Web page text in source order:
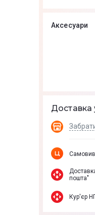
Аксесуари
Доставка
пошта"
Кур'єр